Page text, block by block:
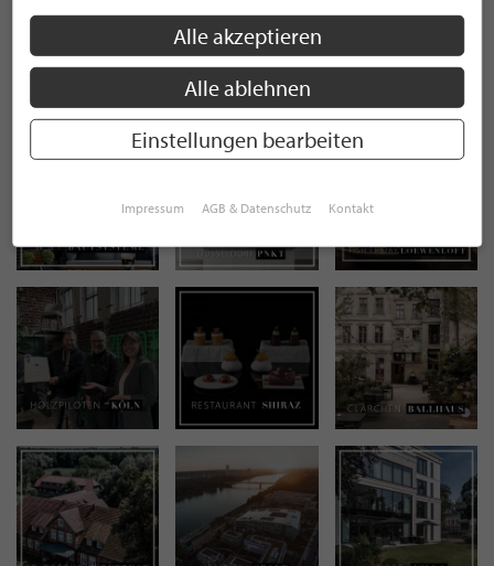
STILPUNKTE AUF
INSTAGRAM
Alle akzeptieren
Alle ablehnen
Einstellungen bearbeiten
Impressum AGB & Datenschutz Kontakt